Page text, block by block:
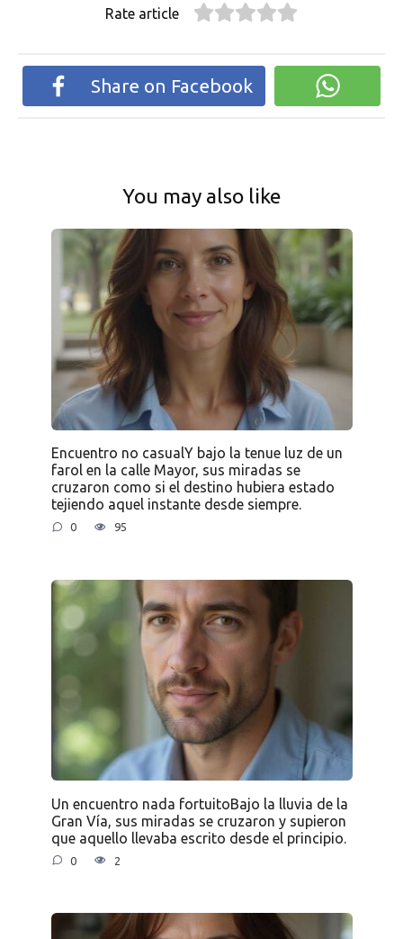
Rate article
Share on Facebook
You may also like
Encuentro no casualY bajo la tenue luz de un
farol en la calle Mayor, sus miradas se
cruzaron como si el destino hubiera estado
tejiendo aquel instante desde siempre.
0 95
Un encuentro nada fortuitoBajo la lluvia de la
Gran Vía, sus miradas se cruzaron y supieron
que aquello llevaba escrito desde el principio.
0 2